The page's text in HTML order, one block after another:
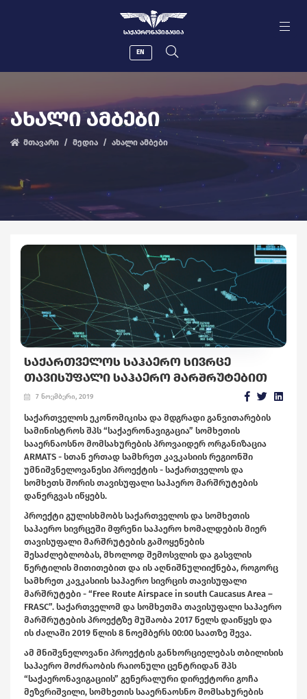
ᲡᲐᲥᲐᲔᲠᲝᲜᲐᲕᲘᲒᲐᲪᲘᲐ
EN
ᲐᲮᲐᲚᲘ ᲐᲛᲑᲔᲑᲘ
მთავარი მედია ახალი ამბები
ᲡᲐᲥᲐᲠᲗᲕᲔᲚᲝᲡ ᲡᲐᲰᲐᲔᲠᲝ ᲡᲘᲕᲠᲪᲔ
ᲗᲐᲕᲘᲡᲣᲤᲐᲚᲘ ᲡᲐᲰᲐᲔᲠᲝ ᲛᲐᲠᲨᲠᲣᲢᲔᲑᲘᲗ
7 ნოემბერი, 2019
საქართველოს ეკონომიკისა და მდგრადი განვითარების
სამინისტროს შპს “საქაერონავიგაცია” სომხეთის
სააერნაოსნო მომსახურების პროვაიდერ ორგანიზაცია
ARMATS - სთან ერთად სამხრეთ კავკასიის რეგიონში
უმნიშვნელოვანესი პროექტის - საქართველოს და
სომხეთს შორის თავისუფალი საჰაერო მარშრუტების
დანერგვას იწყებს.
პროექტი გულისხმობს საქართველოს და სომხეთის
საჰაერო სივრცეში მფრენი საჰაერო ხომალდების მიერ
თავისუფალი მარშრუტების გამოყენების
შესაძლებლობას, მხოლოდ შემოსვლის და გასვლის
წერტილის მითითებით და ის აღნიშნულიიქნება, როგორც
სამხრეთ კავკასიის საჰაერო სივრცის თავისუფალი
მარშრუტები - “Free Route Airspace in south Caucasus Area –
FRASC”. საქართველომ და სომხეთმა თავისუფალი საჰაერო
მარშრუტების პროექტზე მუშაობა 2017 წელს დაიწყეს და
ის ძალაში 2019 წლის 8 ნოემბერს 00:00 საათზე შევა.
ამ მნიშვნელოვანი პროექტის განხორციელებას თბილისის
საჰაერო მოძრაობის რაიონული ცენტრიდან შპს
“საქაერონავიგაციის” გენერალური დირექტორი გოჩა
მეზვრიშვილი, სომხეთის სააერნაოსნო მომსახურების